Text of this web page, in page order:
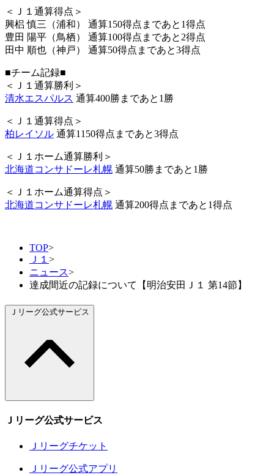
＜Ｊ１通算得点＞
興梠 慎三（浦和） 通算150得点まであと1得点
豊田 陽平（鳥栖） 通算100得点まであと2得点
田中 順也（神戸） 通算50得点まであと3得点
■チーム記録■
＜Ｊ１通算勝利＞
清水エスパルス 通算400勝まであと1勝
＜Ｊ１通算得点＞
柏レイソル 通算1150得点まであと3得点
＜Ｊ１ホーム通算勝利＞
北海道コンサドーレ札幌 通算50勝まであと1勝
＜Ｊ１ホーム通算得点＞
北海道コンサドーレ札幌 通算200得点まであと1得点
TOP>
Ｊ１ >
ニュース>
達成間近の記録について【明治安田Ｊ１ 第14節】
Ｊリーグ公式サービス
Ｊリーグ公式サービス
Ｊリーグチケット
Ｊリーグ公式アプリ